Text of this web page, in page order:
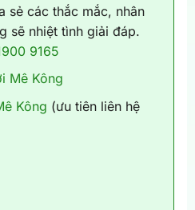
sẻ các thắc mắc, nhân
sẽ nhiệt tình giải đáp.
9165
Mê Kông
Kông (ưu tiên liên hệ